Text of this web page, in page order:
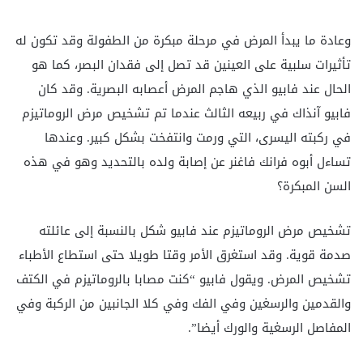
وعادة ما يبدأ المرض في مرحلة مبكرة من الطفولة وقد تكون له
تأثيرات سلبية على العينين قد تصل إلى فقدان البصر، كما هو
الحال عند فابيو الذي هاجم المرض أعصابه البصرية. وقد كان
فابيو آنذاك في ربيعه الثالث عندما تم تشخيص مرض الروماتيزم
في ركبته اليسرى، التي ورمت وانتفخت بشكل كبير. وعندها
تساءل أبوه فرانك فاغنر عن إصابة ولده بالتحديد وهو في هذه
السن المبكرة؟
تشخيص مرض الروماتيزم عند فابيو شكل بالنسبة إلى عائلته
صدمة قوية. وقد استغرق الأمر وقتا طويلا حتى استطاع الأطباء
تشخيص المرض. ويقول فابيو “كنت مصابا بالروماتيزم في الكتف
والقدمين والرسغين وفي الفك وفي كلا الجانبين من الركبة وفي
المفاصل الرسغية والورك أيضا”.